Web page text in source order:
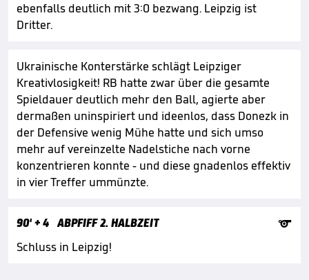
ebenfalls deutlich mit 3:0 bezwang. Leipzig ist
Dritter.
Ukrainische Konterstärke schlägt Leipziger
Kreativlosigkeit! RB hatte zwar über die gesamte
Spieldauer deutlich mehr den Ball, agierte aber
dermaßen uninspiriert und ideenlos, dass Donezk in
der Defensive wenig Mühe hatte und sich umso
mehr auf vereinzelte Nadelstiche nach vorne
konzentrieren konnte - und diese gnadenlos effektiv
in vier Treffer ummünzte.
90'+ 4 ABPFIFF 2. HALBZEIT

Schluss in Leipzig!